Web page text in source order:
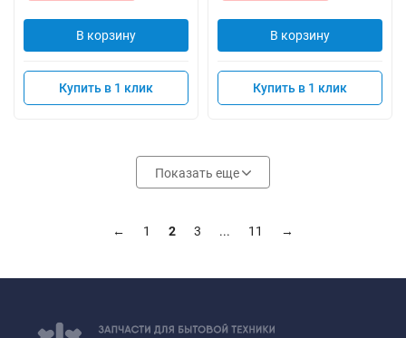
В корзину
Купить в 1 клик
В корзину
Купить в 1 клик
Показать еще
← 1 2 3 ... 11 →